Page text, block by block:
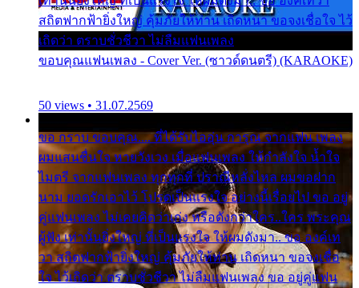
สถิตฟากฟ้ายิ่งใหญ่ คุ้มภัยให้ท่าน เถิดหนา ขอจงเชื่อใจ ไว้
เถิดว่า ตราบชั่วชีวา ไม่ลืมแฟนเพลง
ขอบคุณแฟนเพลง - Cover Ver. (ซาวด์ดนตรี) (KARAOKE)
50 views • 31.07.2569
ขอ กราบ ขอบคุณ.... ที่ได้รับไออุ่น การุณ จากแฟน เพลง
ผมแสนชื่นใจ หายวังเวง เมื่อแฟนเพลง ให้กำลังใจ น้ำใจ
ไมตรี จากแฟนเพลง ทุกทุกที่ ปราณีหลั่งไหล ผมขอฝาก
นาม ยอดรักเอาไว้ โปรดเป็นแรงใจ อย่างนี้เรื่อยไป ขอ อยู่
คู่แฟนเพลง ไม่เคยคิดว่าเก่ง หรือดังกว่าใคร..ใคร พระคุณ
ผู้ฟัง เท่านั้นยิ่งใหญ่ ที่เป็นแรงใจ ให้ผมดังมา.. ขอ องค์เท
วา สถิตฟากฟ้ายิ่งใหญ่ คุ้มภัยให้ท่าน เถิดหนา ขอจงเชื่อ
ใจ ไว้เถิดว่า ตราบชั่วชีวา ไม่ลืมแฟนเพลง ขอ อยู่คู่แฟน